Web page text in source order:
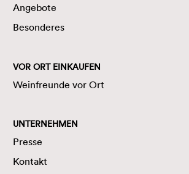
Angebote
Besonderes
VOR ORT EINKAUFEN
Weinfreunde vor Ort
UNTERNEHMEN
Presse
Kontakt